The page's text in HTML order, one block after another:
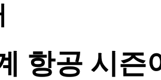
항공 시